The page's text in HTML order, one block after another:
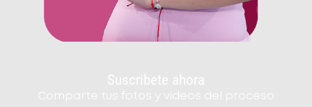
Suscribete ahora
Comparte tus fotos y videos del proceso